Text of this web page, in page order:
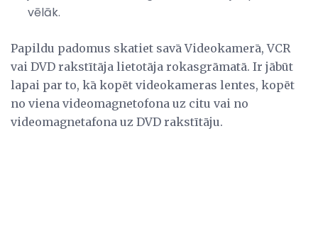
vēlāk.
Papildu padomus skatiet savā Videokamerā, VCR
vai DVD rakstītāja lietotāja rokasgrāmatā. Ir jābūt
lapai par to, kā kopēt videokameras lentes, kopēt
no viena videomagnetofona uz citu vai no
videomagnetafona uz DVD rakstītāju.